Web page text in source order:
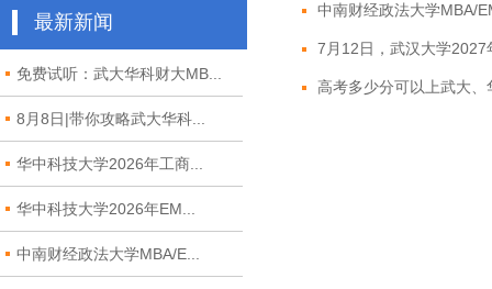
最新新闻
免费试听：武大华科财大MB...
8月8日|带你攻略武大华科...
华中科技大学2026年工商...
华中科技大学2026年EM...
中南财经政法大学MBA/E...
中南财经政法大学MBA/
7月12日，武汉大学2027
高考多少分可以上武大